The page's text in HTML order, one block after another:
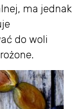
ma jednak
do woli